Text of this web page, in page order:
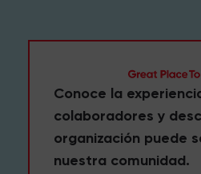
Conoce la
colaboradores y
organización puede
nuestra comunidad.